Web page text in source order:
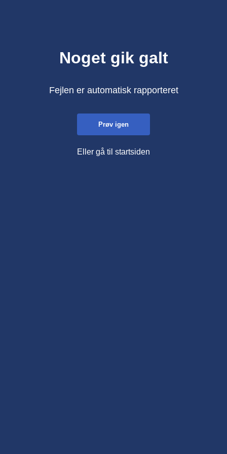
Noget gik galt
Fejlen er automatisk rapporteret
Prøv igen
Eller gå til startsiden